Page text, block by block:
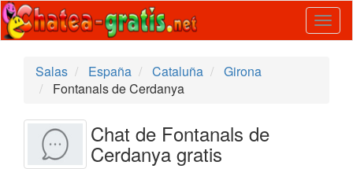
Salas
España Cataluña
Girona
Fontanals de Cerdanya
Chat de Fontanals de
Cerdanya gratis